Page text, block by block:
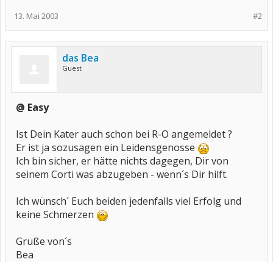
#2
13. Mai 2003
das Bea
Guest
@ Easy
Ist Dein Kater auch schon bei R-O angemeldet ?
Er ist ja sozusagen ein Leidensgenosse
Ich bin sicher, er hätte nichts dagegen, Dir von
seinem Corti was abzugeben - wenn´s Dir hilft.
Ich wünsch´ Euch beiden jedenfalls viel Erfolg und
keine Schmerzen
Grüße von´s
Bea